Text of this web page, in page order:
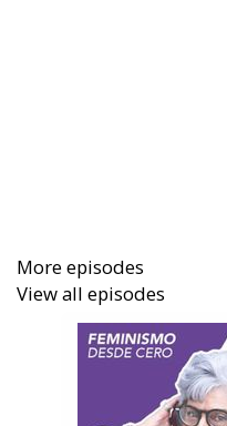
More episodes
View all episodes